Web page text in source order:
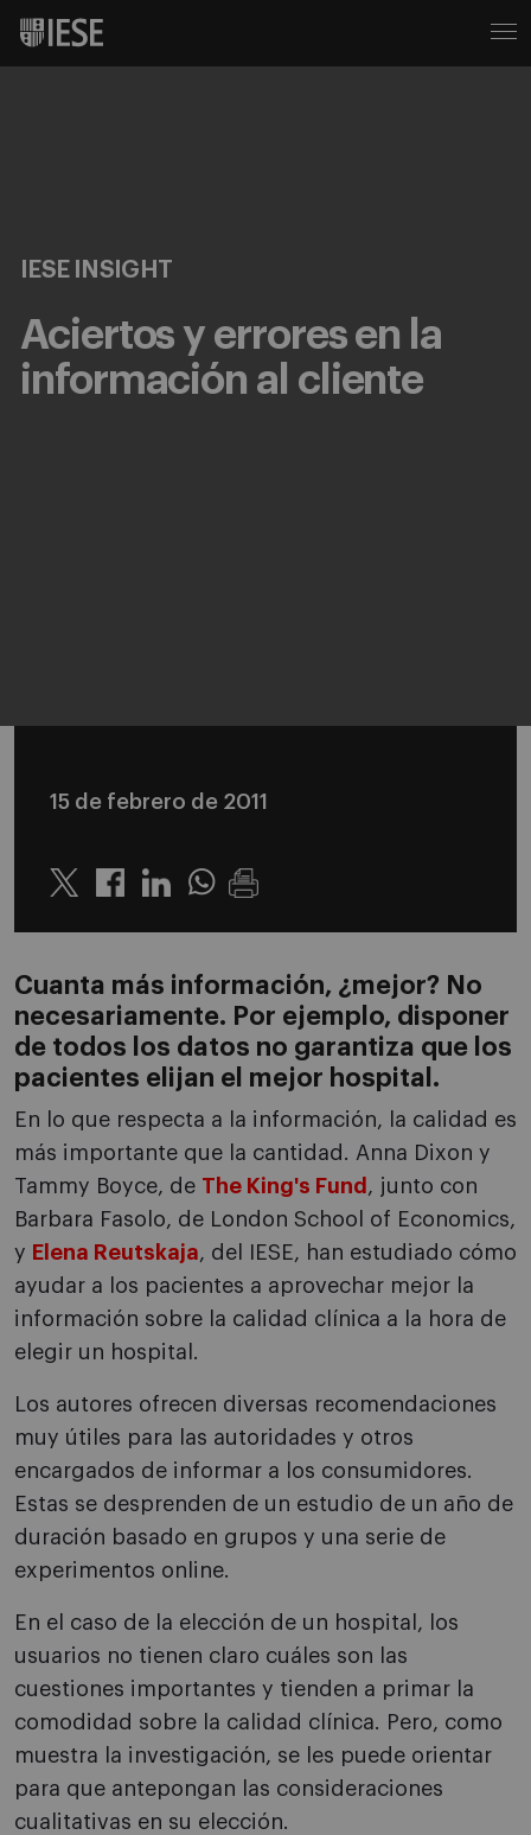
IESE INSIGHT
Aciertos y errores en la
información al cliente
15 de febrero de 2011
Twitter LinkedinWhatsapp
Cuanta más información, ¿mejor? No
necesariamente. Por ejemplo, disponer
de todos los datos no garantiza que los
pacientes elijan el mejor hospital.
En lo que respecta a la información, la calidad es
más importante que la cantidad. Anna Dixon y
Tammy Boyce, de The King's Fund , junto con
Barbara Fasolo, de London School of Economics,
y Elena Reutskaja, del IESE, han estudiado cómo
ayudar a los pacientes a aprovechar mejor la
información sobre la calidad clínica a la hora de
elegir un hospital.
Los autores ofrecen diversas recomendaciones
muy útiles para las autoridades y otros
encargados de informar a los consumidores.
Estas se desprenden de un estudio de un año de
duración basado en grupos y una serie de
experimentos online.
En el caso de la elección de un hospital, los
usuarios no tienen claro cuáles son las
cuestiones importantes y tienden a primar la
comodidad sobre la calidad clínica. Pero, como
muestra la investigación, se les puede orientar
para que antepongan las consideraciones
cualitativas en su elección.